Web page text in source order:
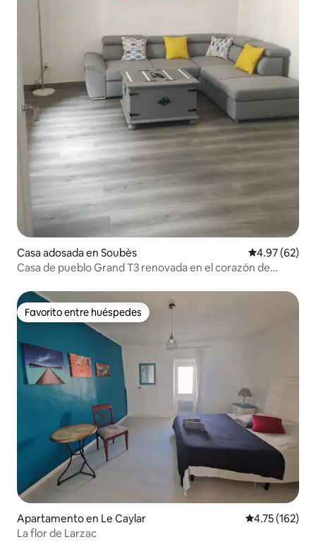
Casa adosada en Soubès Calificación
4.97 (62)
Casa de pueblo Grand T3 renovada en el corazón de
Favorito entre huéspedes
Favorito entre huéspedes
Apartamento en Le Caylar Calificación
4.75 (162)
La flor de Larzac